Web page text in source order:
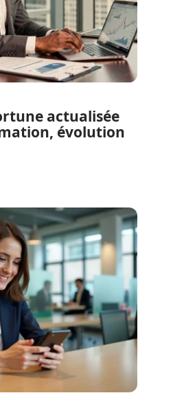
actualisée
évolution